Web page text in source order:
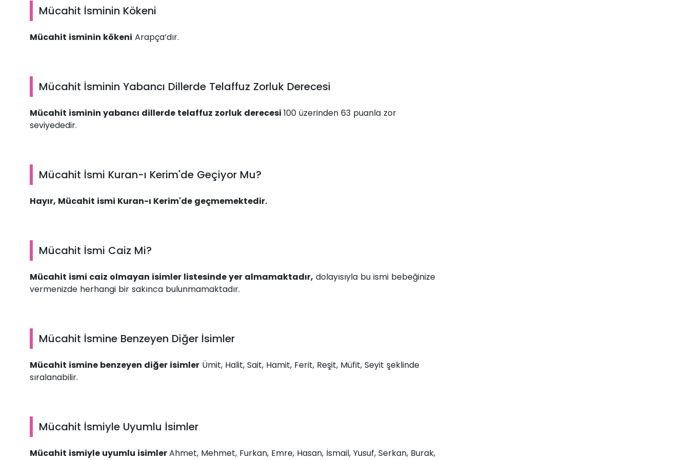
Mücahit İsminin Kökeni
Mücahit isminin kökeni Arapça’dır.
Mücahit İsminin Yabancı Dillerde Telaffuz Zorluk Derecesi
Mücahit isminin yabancı dillerde telaffuz zorluk derecesi 100 üzerinden 63 puanla zor
seviyededir.
Mücahit İsmi Kuran-ı Kerim'de Geçiyor Mu?
Hayır, Mücahit ismi Kuran-ı Kerim'de geçmemektedir.
Mücahit İsmi Caiz Mi?
Mücahit ismi caiz olmayan isimler listesinde yer almamaktadır, dolayısıyla bu ismi bebeğinize
vermenizde herhangi bir sakınca bulunmamaktadır.
Mücahit İsmine Benzeyen Diğer İsimler
Mücahit ismine benzeyen diğer isimler Ümit, Halit, Sait, Hamit, Ferit, Reşit, Müfit, Seyit şeklinde
sıralanabilir.
Mücahit İsmiyle Uyumlu İsimler
Mücahit ismiyle uyumlu isimlerAhmet, Mehmet, Furkan, Emre, Hasan, İsmail, Yusuf, Serkan, Burak,